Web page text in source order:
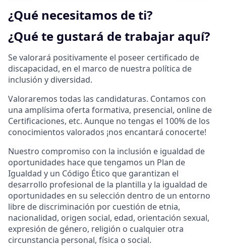
¿Qué necesitamos de ti?
¿Qué te gustará de trabajar aquí?
Se valorará positivamente el poseer certificado de
discapacidad, en el marco de nuestra política de
inclusión y diversidad.
Valoraremos todas las candidaturas. Contamos con
una amplísima oferta formativa, presencial, online de
Certificaciones, etc. Aunque no tengas el 100% de los
conocimientos valorados ¡nos encantará conocerte!
Nuestro compromiso con la inclusión e igualdad de
oportunidades hace que tengamos un Plan de
Igualdad y un Código Ético que garantizan el
desarrollo profesional de la plantilla y la igualdad de
oportunidades en su selección dentro de un entorno
libre de discriminación por cuestión de etnia,
nacionalidad, origen social, edad, orientación sexual,
expresión de género, religión o cualquier otra
circunstancia personal, física o social.